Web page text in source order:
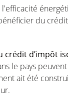
l'efficacité
du crédit
crédit d’impôt
le pays
ait été